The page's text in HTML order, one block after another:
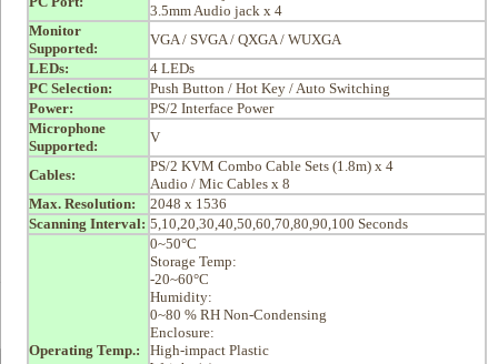
3.5mm Audio jack x 4
Monitor
Supported:
VGA / SVGA / QXGA / WUXGA
LEDs:
4 LEDs
PC Selection:
Push Button / Hot Key / Auto Switching
Power:
PS/2 Interface Power
Microphone
Supported:
V
Cables:
PS/2 KVM Combo Cable Sets (1.8m) x 4
Audio / Mic Cables x 8
Max. Resolution:
2048 x 1536
Scanning Interval: 5,10,20,30,40,50,60,70,80,90,100 Seconds
Operating Temp.:
0~50°C
Storage Temp:
-20~60°C
Humidity:
0~80 % RH Non-Condensing
Enclosure:
High-impact Plastic